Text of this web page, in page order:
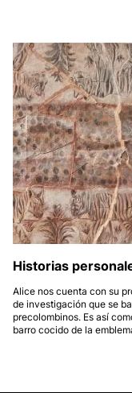
Historias
Alice nos cuenta con su
de investigación que se
precolombinos. Es así
barro cocido de la